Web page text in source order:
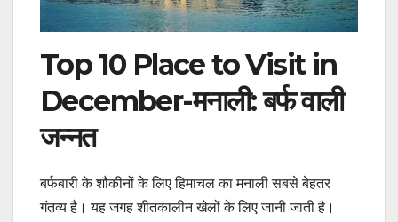
Top 10 Place to Visit in
December-मनाली: बर्फ वाली
जन्नत
बर्फबारी के शौकीनों के लिए हिमाचल का मनाली सबसे बेहतर
गंतव्य है। यह जगह शीतकालीन खेलों के लिए जानी जाती है।